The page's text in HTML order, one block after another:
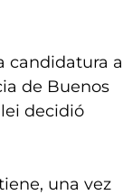
candidatura a
de Buenos
decidió
una vez